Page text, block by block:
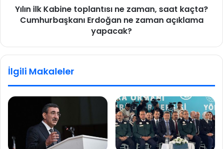
e
i
e
o
a
s
Yılın ilk Kabine toplantısı ne zaman, saat kaçta?
Cumhurbaşkanı Erdoğan ne zaman açıklama
yapacak?
İlgili Makaleler